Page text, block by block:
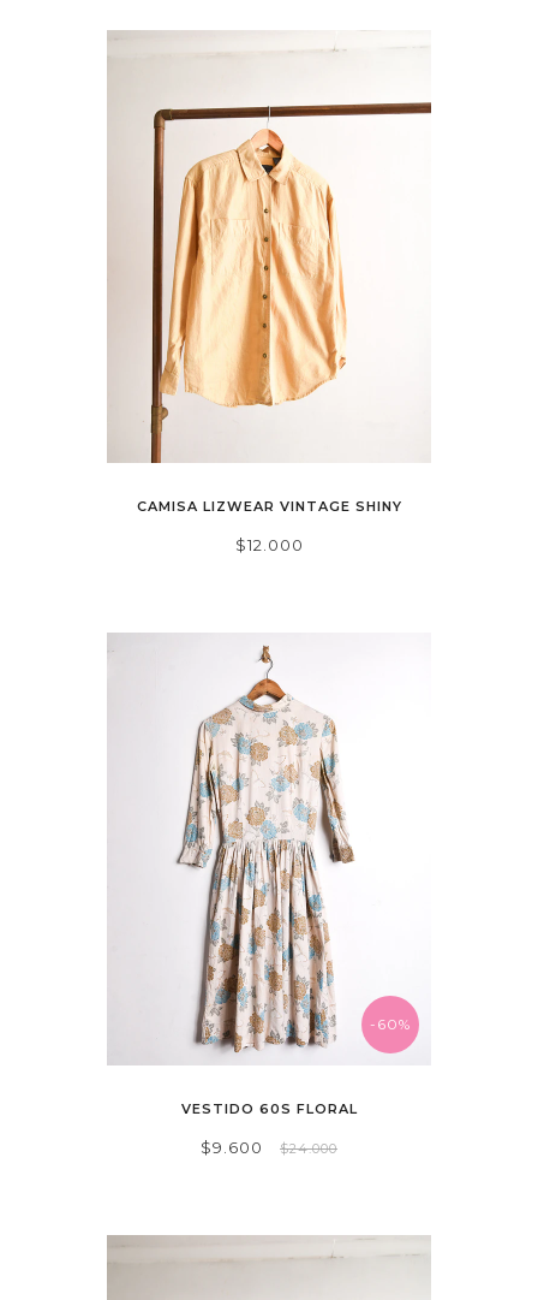
CAMISA LIZWEAR VINTAGE SHINY
$12.000
-60%
VESTIDO 60S FLORAL
$9.600 $24.000